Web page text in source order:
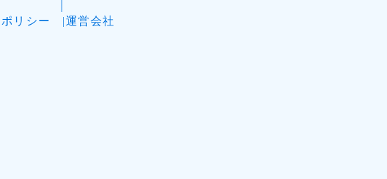
リシー 運営会社